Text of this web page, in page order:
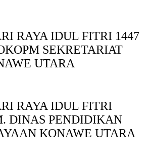
RAYA IDUL FITRI 1447
SEKRETARIAT
UTARA
RAYA IDUL FITRI
DINAS PENDIDIKAN
KONAWE UTARA